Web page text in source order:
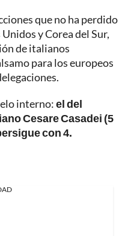
que no ha perdido
y Corea del Sur,
de italianos
para los europeos
interno:el del
Cesare Casadei (5
con 4.